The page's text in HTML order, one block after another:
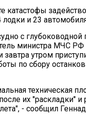
катастофы
лодки и 23
с глубоководной
министра МЧС
утром
по сбору
техническая
их "раскладки" и
- сообщил